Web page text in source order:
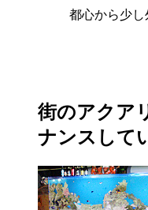
都心から少し
街のアクア
ナンスして